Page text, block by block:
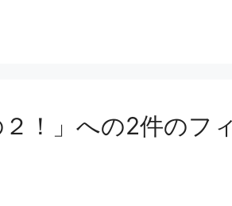
２！」への2件のフ